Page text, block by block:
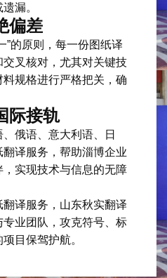
漏。
偏差
”的原则，每一份图纸译
叉核对，尤其对关键技
规格进行严格把关，确
际接轨
俄语、意大利语、日
译服务，帮助淄博企业
实现技术与信息的无障
译服务，山东秋实翻译
业团队，攻克符号、标
目保驾护航。